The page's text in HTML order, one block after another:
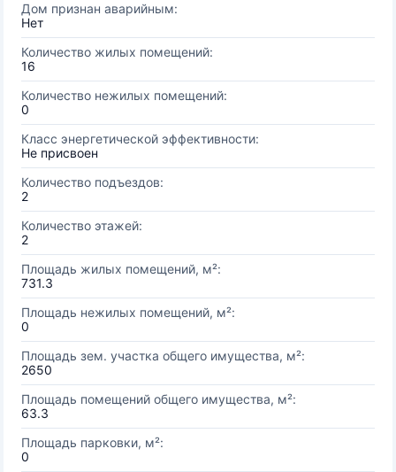
Дом признан аварийным:
Нет
Количество жилых помещений:
16
Количество нежилых помещений:
0
Класс энергетической эффективности:
Не присвоен
Количество подъездов:
2
Количество этажей:
2
Площадь жилых помещений, м²:
731.3
Площадь нежилых помещений, м²:
0
Площадь зем. участка общего имущества, м²:
2650
Площадь помещений общего имущества, м²:
63.3
Площадь парковки, м²:
0